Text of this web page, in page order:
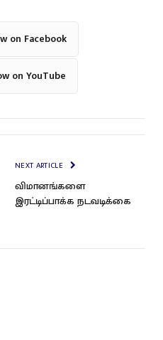
on Facebook
on YouTube
NEXT ARTICLE
விமானங்களை
இரட்டிப்பாக்க நடவடிக்கை